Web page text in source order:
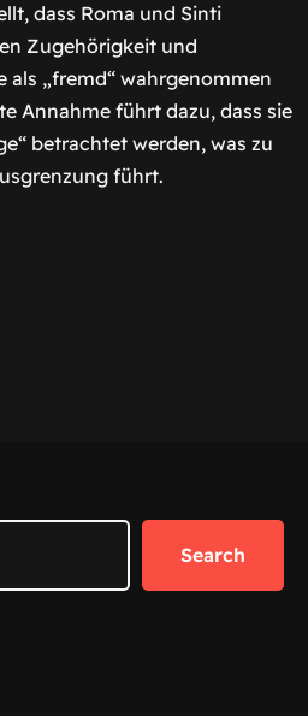
dass Roma und Sinti
Zugehörigkeit und
als „fremd“ wahrgenommen
Annahme führt dazu, dass sie
betrachtet werden, was zu
führt.
Search